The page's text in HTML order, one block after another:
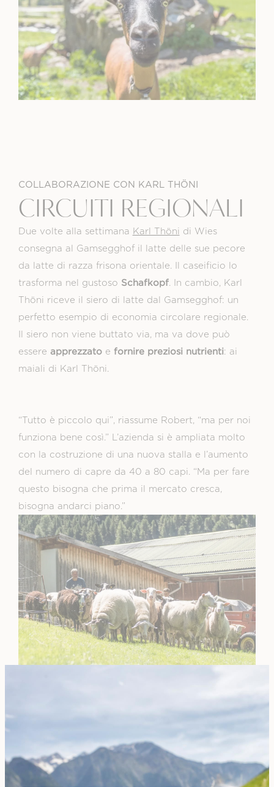
COLLABORAZIONE CON KARL THÖNI
CIRCUITI REGIONALI
Due volte alla settimana Karl Thöni di Wies
consegna al Gamsegghof il latte delle sue pecore
da latte di razza frisona orientale. Il caseificio lo
trasforma nel gustoso Schafkopf. In cambio, Karl
Thöni riceve il siero di latte dal Gamsegghof: un
perfetto esempio di economia circolare regionale.
Il siero non viene buttato via, ma va dove può
essere apprezzatoe fornire preziosi nutrienti: ai
maiali di Karl Thöni.
“Tutto è piccolo qui”, riassume Robert, “ma per noi
funziona bene così.” L’azienda si è ampliata molto
con la costruzione di una nuova stalla e l’aumento
del numero di capre da 40 a 80 capi. “Ma per fare
questo bisogna che prima il mercato cresca,
bisogna andarci piano.”